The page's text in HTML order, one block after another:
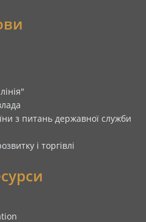
з питань державної служби
і торгівлі